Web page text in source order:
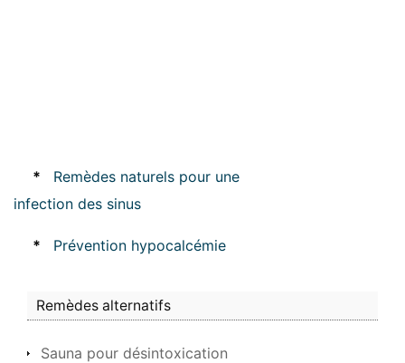
*
Remèdes naturels pour une
infection des sinus
* Prévention hypocalcémie
Remèdes alternatifs
Sauna pour désintoxication